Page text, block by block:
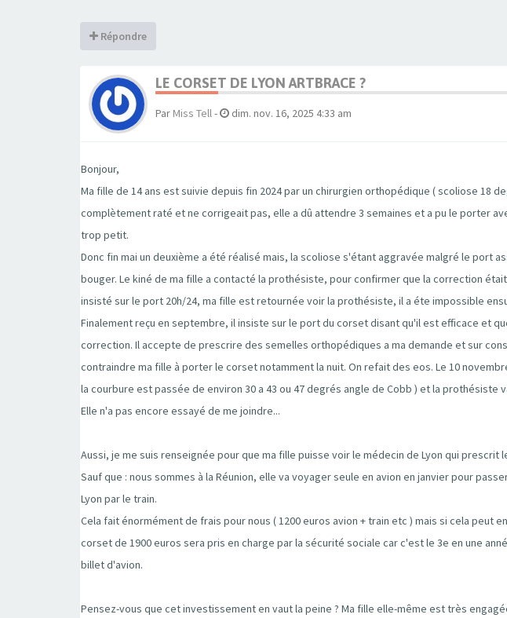
Répondre
LE CORSET DE LYON ARTBRACE ?
Par Miss Tell- dim. nov. 16, 2025 4:33 am
Bonjour,
Ma fille de 14 ans est suivie depuis fin 2024 par un chirurgien orthopédique ( scoliose 18
complètement raté et ne corrigeait pas, elle a dû attendre 3 semaines et a pu le porter
trop petit.
Donc fin mai un deuxième a été réalisé mais, la scoliose s'étant aggravée malgré le
bouger. Le kiné de ma fille a contacté la prothésiste, pour confirmer que la correction
insisté sur le port 20h/24, ma fille est retournée voir la prothésiste, il a éte impossible
Finalement reçu en septembre, il insiste sur le port du corset disant qu'il est efficace et
correction. Il accepte de prescrire des semelles orthopédiques a ma demande et sur
contraindre ma fille à porter le corset notamment la nuit. On refait des eos. Le 10
la courbure est passée de environ 30 a 43 ou 47 degrés angle de Cobb ) et la prothésiste
Elle n'a pas encore essayé de me joindre...
Aussi, je me suis renseignée pour que ma fille puisse voir le médecin de Lyon qui prescrit
Sauf que : nous sommes à la Réunion, elle va voyager seule en avion en janvier pour
Lyon par le train.
Cela fait énormément de frais pour nous ( 1200 euros avion + train etc ) mais si cela
corset de 1900 euros sera pris en charge par la sécurité sociale car c'est le 3e en une
billet d'avion.
Pensez-vous que cet investissement en vaut la peine ? Ma fille elle-même est très